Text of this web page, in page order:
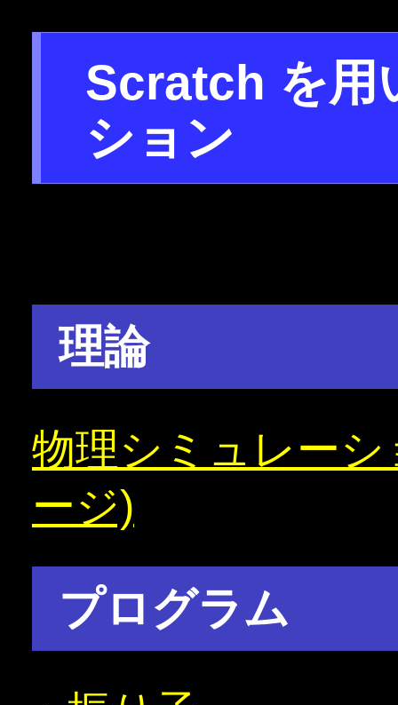
Scratch を用
ション
理論
物理シミュレー
ージ)
プログラム